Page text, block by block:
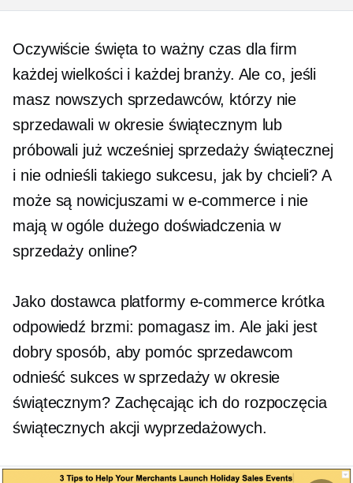
Oczywiście święta to ważny czas dla firm
każdej wielkości i każdej branży. Ale co, jeśli
masz nowszych sprzedawców, którzy nie
sprzedawali w okresie świątecznym lub
próbowali już wcześniej sprzedaży świątecznej
i nie odnieśli takiego sukcesu, jak by chcieli? A
może są nowicjuszami w e-commerce i nie
mają w ogóle dużego doświadczenia w
sprzedaży online?
Jako dostawca platformy e-commerce krótka
odpowiedź brzmi: pomagasz im. Ale jaki jest
dobry sposób, aby pomóc sprzedawcom
odnieść sukces w sprzedaży w okresie
świątecznym? Zachęcając ich do rozpoczęcia
świątecznych akcji wyprzedażowych.